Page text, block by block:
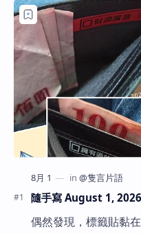
隨手寫 August 1,
偶然發現，標籤貼黏